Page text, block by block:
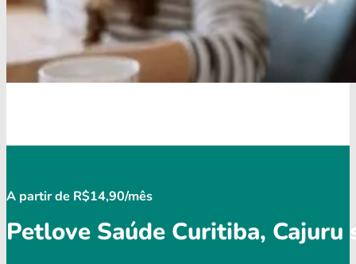
A partir de R$14,90/mês
Petlove Saúde Curitiba, Cajuru